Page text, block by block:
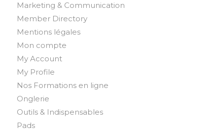
Marketing & Communication
Member Directory
Mentions légales
Mon compte
My Account
My Profile
Nos Formations en ligne
Onglerie
Outils & Indispensables
Pads